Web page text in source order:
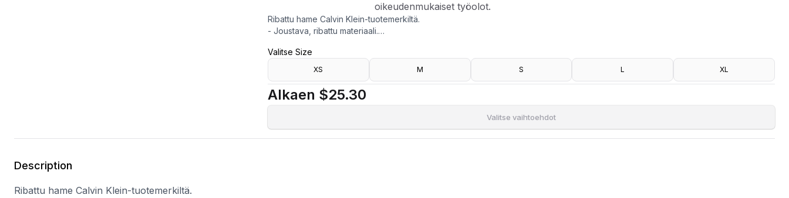
oikeudenmukaiset työolot.
Ribattu hame Calvin Klein-tuotemerkiltä.
- Joustava, ribattu materiaali.
- Kuminauha vyötäröllä brändilogolla.
- Pituus selän keskeltä 73 cm koossa S.
- Tämän tuotteen puuvilla on kolmannen osapuolen sertifioimaa. Regeneratiivisen puuvillan viljelyn tavoitteena on luoda positiivinen
ekologinen vaikutus verrattuna perinteisiin viljelymenetelmiin. Menetelmiin kuuluu maanpeiteviljely, kemikaalien käytön
vähentäminen, biodiversiteetin edistäminen, tehokas vedenhallinta sekä sosiaalinen vastuu, kuten oikeudenmukaiset työolot.
Valitse Size
XS M S L XL
Alkaen $25.30
Valitse vaihtoehdot
Description
Ribattu hame Calvin Klein-tuotemerkiltä.